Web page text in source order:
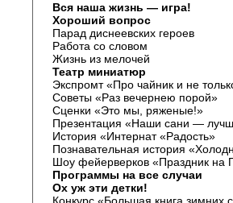
Вся наша жизнь — игра!
Хороший вопрос
Парад диснеевских героев
Работа со словом
Жизнь из мелочей
Театр миниатюр
Экспромт «Про чайник и не
Советы «Раз вечернею порой»
Сценки «Это мы, ряженые!»
Презентация «Наши сани —
История «Интернат «Радость»
Познавательная история
Шоу фейерверков «Праздник на
Программы на все случаи
Ох уж эти детки!